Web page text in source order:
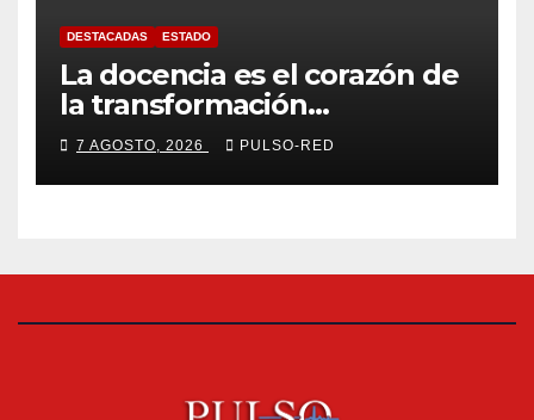
DESTACADAS ESTADO
La docencia es el corazón de
la transformación
universitaria: Rector de la
UATx
7 AGOSTO, 2026 PULSO-RED